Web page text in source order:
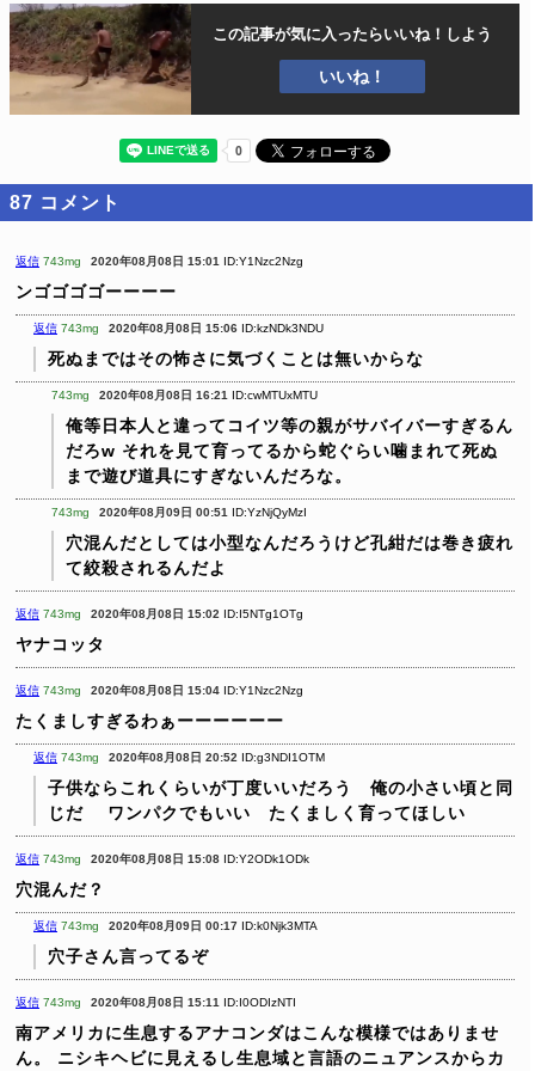
この記事が気に入ったらいいね！しよう
いいね！
87 コメント
返信 743mg 2020年08月08日 15:01 ID:Y1Nzc2Nzg
ンゴゴゴゴーーーー
返信 743mg 2020年08月08日 15:06 ID:kzNDk3NDU
死ぬまではその怖さに気づくことは無いからな
743mg 2020年08月08日 16:21 ID:cwMTUxMTU
俺等日本人と違ってコイツ等の親がサバイバーすぎるん
だろw それを見て育ってるから蛇ぐらい噛まれて死ぬ
まで遊び道具にすぎないんだろな。
743mg 2020年08月09日 00:51 ID:YzNjQyMzI
穴混んだとしては小型なんだろうけど孔紺だは巻き疲れ
て絞殺されるんだよ
返信 743mg 2020年08月08日 15:02 ID:I5NTg1OTg
ヤナコッタ
返信 743mg 2020年08月08日 15:04 ID:Y1Nzc2Nzg
たくましすぎるわぁーーーーーー
返信 743mg 2020年08月08日 20:52 ID:g3NDI1OTM
子供ならこれくらいが丁度いいだろう 俺の小さい頃と同
じだ
ワンパクでもいい たくましく育ってほしい
返信 743mg 2020年08月08日 15:08 ID:Y2ODk1ODk
穴混んだ？
返信 743mg 2020年08月09日 00:17 ID:k0Njk3MTA
穴子さん言ってるぞ
返信 743mg 2020年08月08日 15:11 ID:I0ODIzNTI
南アメリカに生息するアナコンダはこんな模様ではありませ
ん。
ニシキヘビに見えるし生息域と言語のニュアンスからカ